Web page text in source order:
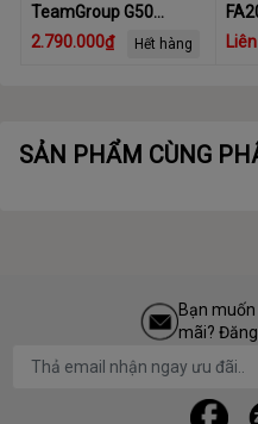
TeamGroup G50
512GB M.2 PCIe Gen4
2.790.000₫ Hết hàng
4.0
SẢN PHẨM CÙNG
Bạn
mãi?